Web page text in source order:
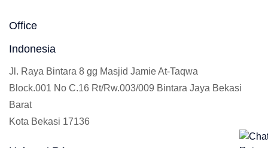
Office
Indonesia
Jl. Raya Bintara 8 gg Masjid Jamie At-Taqwa
Block.001 No C.16 Rt/Rw.003/009 Bintara Jaya Bekasi
Barat
Kota Bekasi 17136